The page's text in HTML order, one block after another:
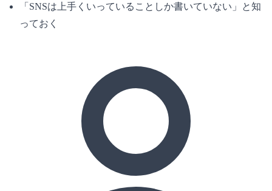
「SNSは上手くいっていることしか書いていない」と知
っておく